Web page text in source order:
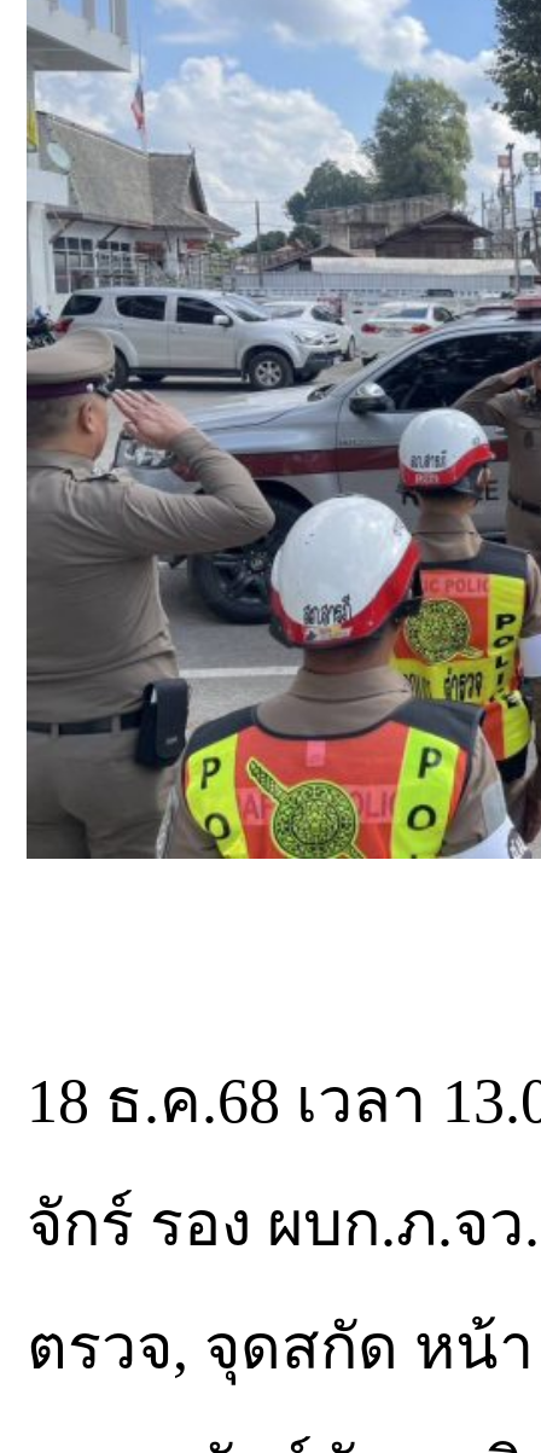
18 ธ.ค.68 เวลา
จักร์ รอง ผบก.ภ.จ
ตรวจ, จุดสกัด หน้